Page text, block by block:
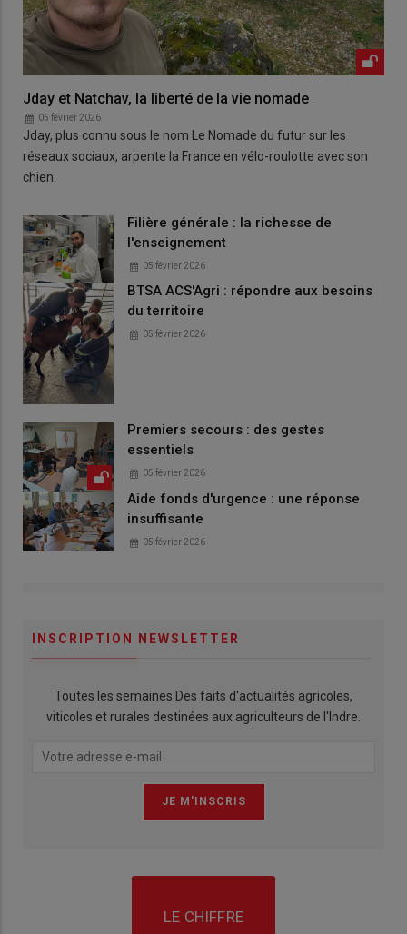
Jday et Natchav, la liberté de la vie nomade
05 février 2026
Jday, plus connu sous le nom Le Nomade du futur sur les
réseaux sociaux, arpente la France en vélo-roulotte avec son
chien.
Filière générale : la richesse de
l'enseignement
05 février 2026
BTSA ACS'Agri : répondre aux besoins
du territoire
05 février 2026
Premiers secours : des gestes
essentiels
05 février 2026
Aide fonds d'urgence : une réponse
insuffisante
05 février 2026
INSCRIPTION NEWSLETTER
Toutes les semaines Des faits d'actualités agricoles,
viticoles et rurales destinées aux agriculteurs de l'Indre.
LE CHIFFRE